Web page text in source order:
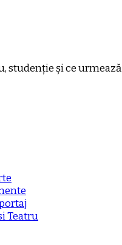
studenție și ce urmează
Teatru